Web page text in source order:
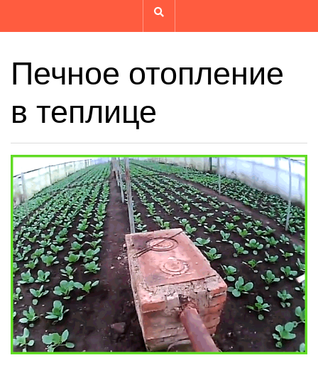
Печное отопление
в теплице